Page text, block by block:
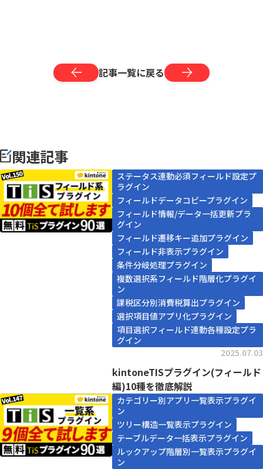
記事一覧に戻る
関連記事
ステータス連動必須フィールド設定プ
ラグイン
フィールドデータコピープラグイン
フィールド情報/データ一括更新プラ
グイン
フィールド遷移キー追加プラグイン
フィールド非表示プラグイン
条件分岐処理プラグイン
複数選択系フィールド階層化プラグイ
ン
課税区分別消費税算出プラグイン
選択項目値アプリ化プラグイン
項目選択フィールド連動各種設定プラ
グイン
2025.07.03
kintoneTISプラグイン(フィールド
編)10種を徹底解説
カテゴリー別アプリ一覧表示プラグイ
ン
ツリー構造一覧表示プラグイン
テーブルデータ一括表示プラグイン
ルックアップ階層別一覧表示プラグイ
ン